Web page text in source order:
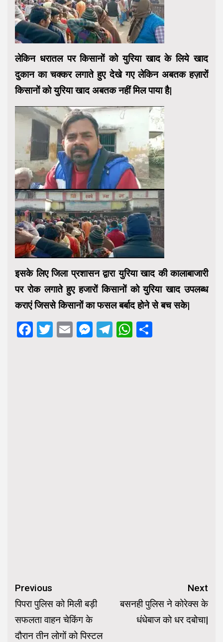
लेकिन धरातल पर किसानों को युरिया खाद के लिये खाद
दुकान का चक्कर लगाते हुए देखे गए लेकिन अबतक हज़ारों
किसानों को युरिया खाद अबतक नहीं मिल पाया है|
इसके लिए जिला प्रशासन द्वारा युरिया खाद की कालाबाजारी
पर रोक लगाते हुए हजारों किसानों को युरिया खाद उपलब्ध
कराएं जिससे किसानों का फसल बर्बाद होने से बच सके|
Facebook
Twitter
EmailMessenger
Telegram
WhatsApp
Continue
Reading
Previous
पिपरा पुलिस को मिली बड़ी
सफलता वाहन चेकिंग के
दौरान तीन लोगों को पिस्टल
Next
बसनही पुलिस ने कोरेक्स के
धंधेबाज को धर दबोचा|